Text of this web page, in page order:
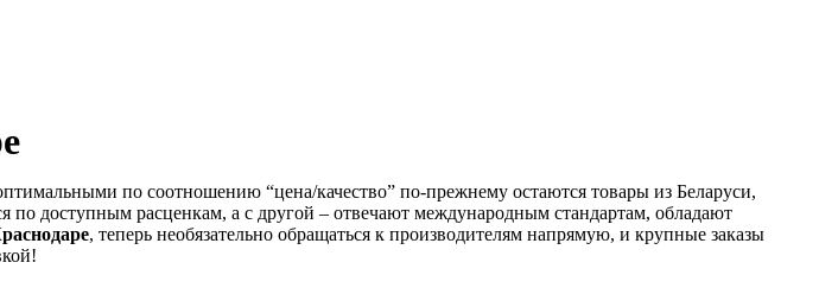
по соотношению “цена/качество” по-прежнему остаются товары из Беларуси,
доступным расценкам, а с другой – отвечают международным стандартам, обладают
, теперь необязательно обращаться к производителям напрямую, и крупные заказы